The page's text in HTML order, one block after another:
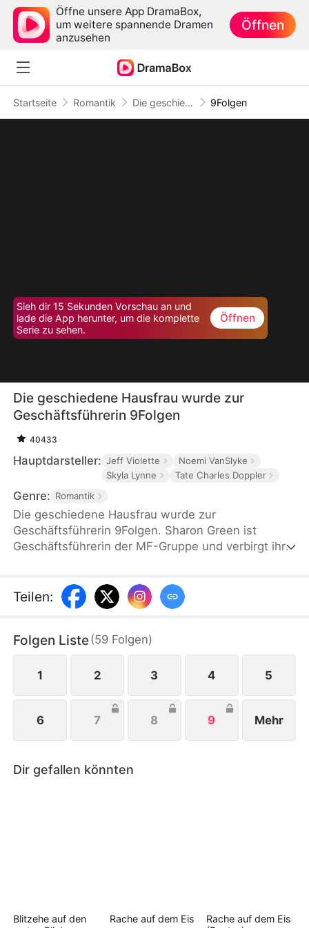
Öffne unsere App DramaBox,
um weitere spannende Dramen
anzusehen
Öffnen
Startseite Romantik Die geschiedene Hausfrau wurde zur Geschäftsführerin 9Folgen
Sieh dir 15 Sekunden Vorschau an und
lade die App herunter, um die komplette
Serie zu sehen.
Öffnen
Die geschiedene Hausfrau wurde zur
Geschäftsführerin 9Folgen
40433
Hauptdarsteller: Jeff Violette
Noemi VanSlyke
Skyla Lynne
Tate Charles Doppler
Genre: Romantik
Die geschiedene Hausfrau wurde zur
Geschäftsführerin 9Folgen. Sharon Green ist
Geschäftsführerin der MF-Gruppe und verbirgt ihre
aber dennoch betrogen und gedemütigt. Nachdem
sie sich von ihm scheiden ließ, enthüllte sie auf
Partnerschaft mit Martins Firma, erlangte ihre
Macht zurück und bewies, dass sie eine starke,
unabhängige Frau war.
Teilen:
Folgen Liste(59 Folgen)
1 2 3 4 5
6 7 8 9 Mehr
Dir gefallen könnten
Blitzehe auf den
Rache auf dem Eis
Rache auf dem Eis